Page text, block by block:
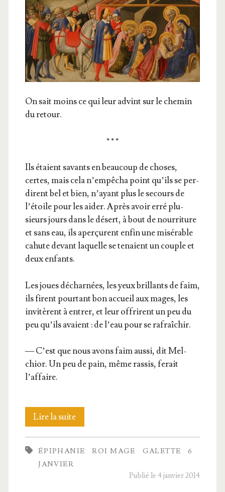
On sait moins ce qui leur advint sur le che­min
du retour.
* * *
Ils étaient savants en beau­coup de choses,
certes, mais cela n’empêcha point qu’ils se per­
dirent bel et bien, n’ayant plus le secours de
l’étoile pour les aider. Après avoir erré plu­
sieurs jours dans le désert, à bout de nour­ri­ture
et sans eau, ils aper­çurent enfin une misé­rable
cahute devant laquelle se tenaient un couple et
deux enfants.
Les joues déchar­nées, les yeux brillants de faim,
ils firent pour­tant bon accueil aux mages, les
invi­tèrent à entrer, et leur offrirent un peu du
peu qu’ils avaient : de l’eau pour se rafraîchir.
— C’est que nous avons faim aus­si, dit Mel­
chior. Un peu de pain, même ras­sis, ferait
l’affaire.
Lire la suiteLa
galette
et
ÉPIPHANIE ROI MAGE GALETTE
6
JANVIER
Publié le 4 janvier 2014